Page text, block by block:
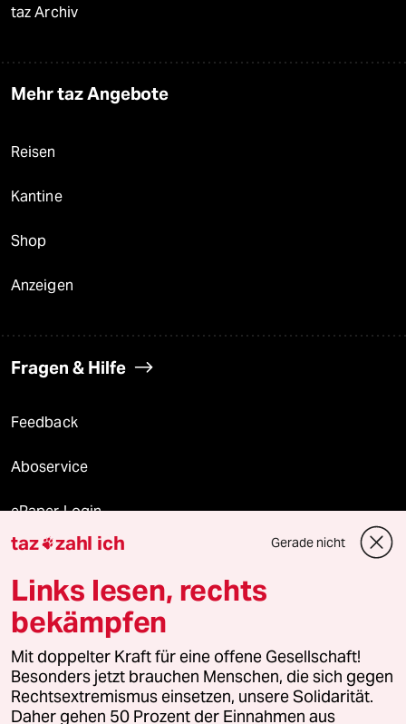
taz Archiv
Mehr taz Angebote
Reisen
Kantine
Shop
Anzeigen
Fragen & Hilfe
Feedback
Aboservice
ePaper Login
Downloads für Abonnierende
© 2026 taz Verlags und Vertriebs GmbH
Alle Rechte vorbehalten. Bei rechtlichen Fragen oder für Genehmigungen
wenden Sie sich bitte an
lizenzen@taz.de
taz zahl ich Gerade nicht
Links lesen, rechts
bekämpfen
Mit doppelter Kraft für eine offene Gesellschaft!
Besonders jetzt brauchen Menschen, die sich gegen
Rechtsextremismus einsetzen, unsere Solidarität.
Daher gehen 50 Prozent der Einnahmen aus